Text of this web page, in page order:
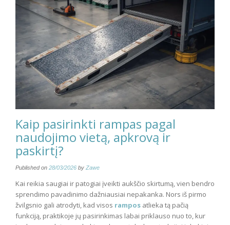
Kaip pasirinkti rampas pagal
naudojimo vietą, apkrovą ir
paskirtį?
Published on 28/03/2026 by Zawe
Kai reikia saugiai ir patogiai įveikti aukščio skirtumą, vien bendro
sprendimo pavadinimo dažniausiai nepakanka. Nors iš pirmo
žvilgsnio gali atrodyti, kad visos rampos atlieka tą pačią
funkciją, praktikoje jų pasirinkimas labai priklauso nuo to, kur